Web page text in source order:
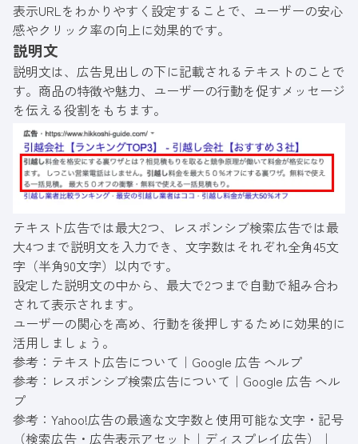
表示URLをわかりやすく設定することで、ユーザーの安心
感やクリック率の向上に効果的です。
説明文
説明文は、広告見出しの下に記載されるテキストのことで
す。商品の特徴や魅力、ユーザーの行動を促すメッセージ
を伝える役割をもちます。
テキスト広告では最大2つ、レスポンシブ検索広告では最
大4つまで説明文を入力でき、文字数はそれぞれ全角45文
字（半角90文字）以内です。
設定した説明文の中から、最大で2つまで自動で組み合わ
されて表示されます。
ユーザーの関心を高め、行動を後押しするために効果的に
活用しましょう。
参考： テキスト広告について｜Google 広告 ヘルプ
参考： レスポンシブ検索広告について｜Google 広告 ヘル
プ
参考： Yahoo!広告の最適な文字数と使用可能な文字・記号
（検索広告・広告表示アセット｜ディスプレイ広告）｜